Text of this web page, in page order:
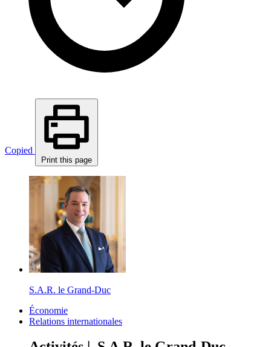
Copied
Print this page
S.A.R. le Grand-Duc
Économie
Relations internationales